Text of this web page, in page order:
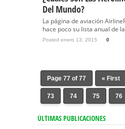
Del Mundo?
La página de aviación
hace poco su lista anual de
Posted enero 13, 2015 0
Page 77 of 77 « First
73 74 75 76
ÚLTIMAS PUBLICACIONES